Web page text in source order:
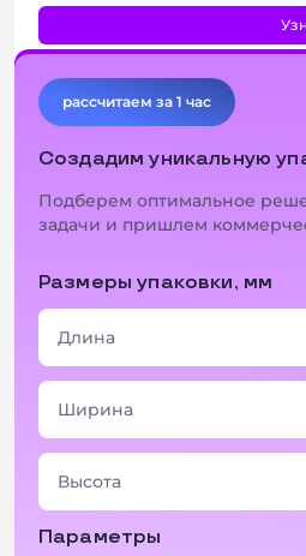
рассчитаем за 1 час
Создадим уникальную
Подберем оптимальное
задачи и пришлем
Размеры упаковки, мм
Параметры